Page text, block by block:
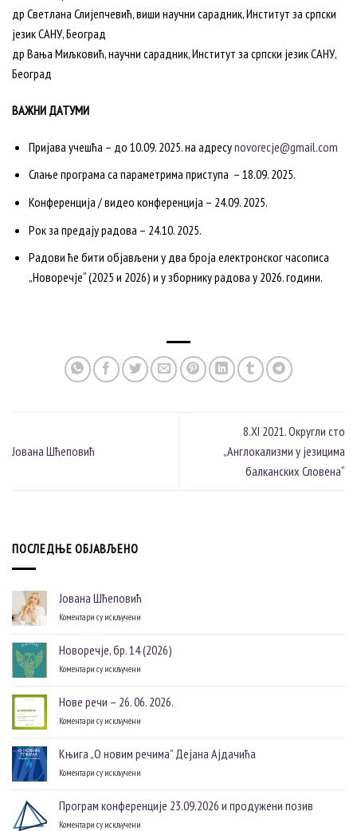
др Светлана Слијепчевић, виши научни сарадник, Институт за српски
језик САНУ, Београд
др Вања Миљковић, научни сарадник, Институт за српски језик САНУ,
Београд
ВАЖНИ ДАТУМИ
Пријава учешћа – до 10.09. 2025. на адресуnovorecje@gmail.com
Слање програма са параметрима приступа – 18.09. 2025.
Конференција / видео конференција – 24.09. 2025.
Рок за предају радова – 24.10. 2025.
Радови ће бити објављени у два броја електронског часописа
„Новоречје“ (2025 и 2026) и у зборнику радова у 2026. години.
Јована Шћеповић
8.XI 2021. Округли сто
„Англокализми у језицима
балканских Словена“
ПОСЛЕДЊЕ ОБЈАВЉЕНО
Јована Шћеповић
Коментари су искључени
Шћеповић
Новоречје, бр. 14 (2026)
Коментари су искључени
бр.
14
Нове речи – 26. 06. 2026.
Коментари су искључени
–
2026.
Књига „О новим речима” Дејана Ајдачића
Коментари су искључени
новим
Програм конференције 23.09.2026 и продужени позив
Коментари су искључени